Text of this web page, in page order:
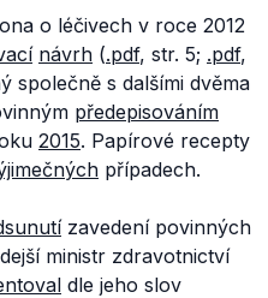
o léčivech v roce 2012
návrh (.pdf, str. 5; .pdf,
společně s dalšími dvěma
předepisováním
2015. Papírové recepty
případech.
zavedení povinných
ministr zdravotnictví
dle jeho slov